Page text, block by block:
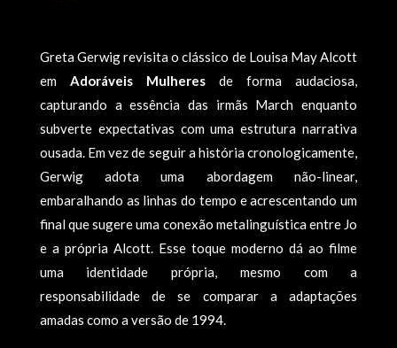
Greta Gerwig revisita o clássico de Louisa May Alcott
em Adoráveis Mulheresde forma audaciosa,
capturando a essência das irmãs March enquanto
subverte expectativas com uma estrutura narrativa
ousada. Em vez de seguir a história cronologicamente,
Gerwig adota uma abordagem não-linear,
embaralhando as linhas do tempo e acrescentando um
final que sugere uma conexão metalinguística entre Jo
e a própria Alcott. Esse toque moderno dá ao filme
uma identidade própria, mesmo com a
responsabilidade de se comparar a adaptações
amadas como a versão de 1994.